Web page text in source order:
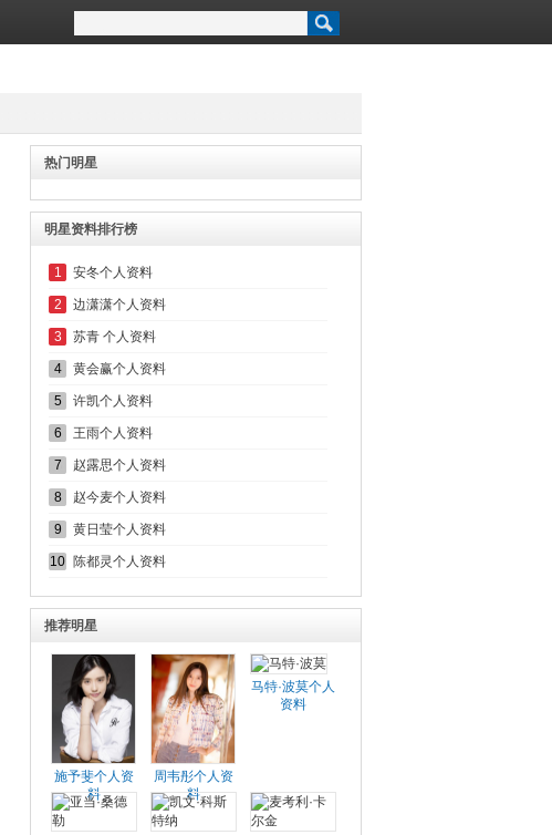
热门明星
明星资料排行榜
1 安冬个人资料
2 边潇潇个人资料
3 苏青 个人资料
4 黄会赢个人资料
5 许凯个人资料
6 王雨个人资料
7 赵露思个人资料
8 赵今麦个人资料
9 黄日莹个人资料
10 陈都灵个人资料
推荐明星
施予斐个人资
料
周韦彤个人资
料
马特·波莫个人
资料